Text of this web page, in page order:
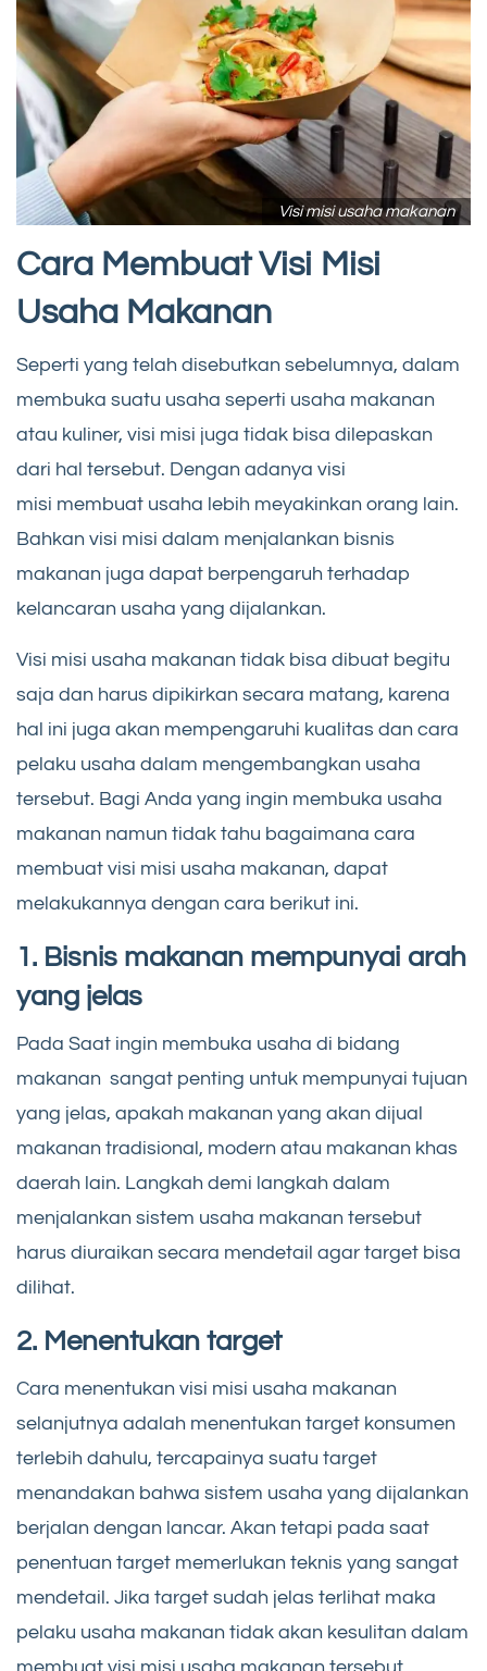
Visi misi usaha makanan
Cara Membuat Visi Misi
Usaha Makanan
Seperti yang telah disebutkan sebelumnya, dalam
membuka suatu usaha seperti usaha makanan
atau kuliner, visi misi juga tidak bisa dilepaskan
dari hal tersebut. Dengan adanya visi
misi membuat usaha lebih meyakinkan orang lain.
Bahkan visi misi dalam menjalankan bisnis
makanan juga dapat berpengaruh terhadap
kelancaran usaha yang dijalankan.
Visi misi usaha makanan tidak bisa dibuat begitu
saja dan harus dipikirkan secara matang, karena
hal ini juga akan mempengaruhi kualitas dan cara
pelaku usaha dalam mengembangkan usaha
tersebut. Bagi Anda yang ingin membuka usaha
makanan namun tidak tahu bagaimana cara
membuat visi misi usaha makanan, dapat
melakukannya dengan cara berikut ini.
1. Bisnis makanan mempunyai arah
yang jelas
Pada Saat ingin membuka usaha di bidang
makanan sangat penting untuk mempunyai tujuan
yang jelas, apakah makanan yang akan dijual
makanan tradisional, modern atau makanan khas
daerah lain. Langkah demi langkah dalam
menjalankan sistem usaha makanan tersebut
harus diuraikan secara mendetail agar target bisa
dilihat.
2. Menentukan target
Cara menentukan visi misi usaha makanan
selanjutnya adalah menentukan target konsumen
terlebih dahulu, tercapainya suatu target
menandakan bahwa sistem usaha yang dijalankan
berjalan dengan lancar. Akan tetapi pada saat
penentuan target memerlukan teknis yang sangat
mendetail. Jika target sudah jelas terlihat maka
pelaku usaha makanan tidak akan kesulitan dalam